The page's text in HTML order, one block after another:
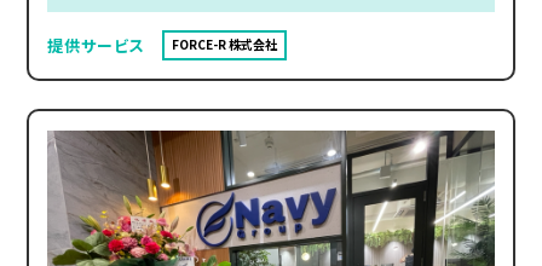
提供サービス FORCE-R 株式会社